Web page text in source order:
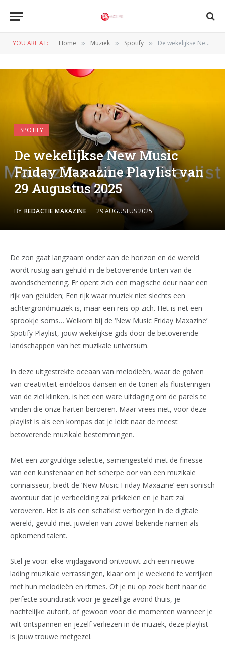
YOU ARE AT: Home » Muziek » Spotify » De wekelijkse New Music Friday Maxazine Playlist van 29 Augustus 2025
SPOTIFY
De wekelijkse New Music
Friday Maxazine Playlist van
29 Augustus 2025
BY REDACTIE MAXAZINE 29 AUGUSTUS 2025
De zon gaat langzaam onder aan de horizon en de wereld
wordt rustig aan gehuld in de betoverende tinten van de
avondschemering. Er opent zich een magische deur naar een
rijk van geluiden; Een rijk waar muziek niet slechts een
achtergrondmuziek is, maar een reis op zich. Het is net een
sprookje soms… Welkom bij de ‘New Music Friday Maxazine’
Spotify Playlist, jouw wekelijkse gids door de betoverende
landschappen van het muzikale universum.
In deze uitgestrekte oceaan van melodieën, waar de golven
van creativiteit eindeloos dansen en de tonen als fluisteringen
van de ziel klinken, is het een ware uitdaging om de parels te
vinden die onze harten beroeren. Maar vrees niet, voor deze
playlist is als een kompas dat je leidt naar de meest
betoverende muzikale bestemmingen.
Met een zorgvuldige selectie, samengesteld met de finesse
van een kunstenaar en het scherpe oor van een muzikale
connaisseur, biedt de ‘New Music Friday Maxazine’ een sonisch
avontuur dat je verbeelding zal prikkelen en je hart zal
veroveren. Het is als een schatkist verborgen in de digitale
wereld, gevuld met juwelen van zowel bekende namen als
opkomend talent.
Stel je voor: elke vrijdagavond ontvouwt zich een nieuwe
lading muzikale verrassingen, klaar om je weekend te verrijken
met hun melodieën en ritmes. Of je nu op zoek bent naar de
perfecte soundtrack voor je gezellige avond thuis, je
nachtelijke autorit, of gewoon voor die momenten wanneer je
wilt ontspannen en jezelf verliezen in de muziek, deze playlist
is jouw trouwe metgezel.